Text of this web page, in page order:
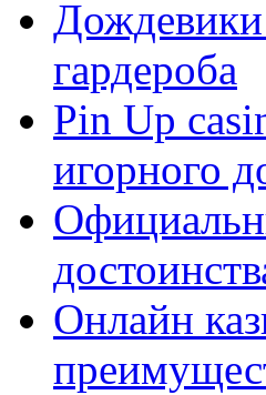
Дождевики
гардероба
Pin Up
игорного
Онлайн